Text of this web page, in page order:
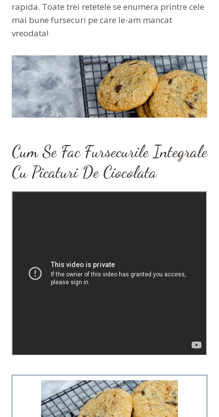
rapida. Toate trei retetele se enumera printre cele
mai bune fursecuri pe care le-am mancat
vreodata!
Cum Se Fac Fursecurile Integrale
Cu Picaturi De Ciocolata